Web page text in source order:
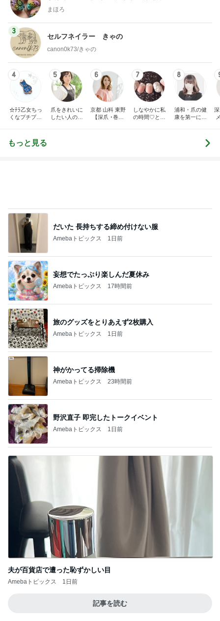
まほろ
3
セルフネイラー きゃの
canon0k73/きゃの
4
☆ﾃﾗ乙女ちっ
くなプチプラ
5
爪をきれいに
したい人のた
6
京都 山科 東野
【深爪 ･巻き
7
しなやかに私
の時間♡とき
8
浦和・爪の健
康を第一に考
人気のネイル
サロン・ネイ
もっと見る
だいた 長持ちする締め付けない服
Amebaトピックス 1日前
妄想でたっぷり楽しんだ夏休み
Amebaトピックス 17時間前
旅のグッズをとりあえず2枚購入
Amebaトピックス 1日前
神がかってる掃除機
Amebaトピックス 23時間前
野沢直子 即完したトークイベント
Amebaトピックス 1日前
夫が百貨店で遭った恥ずかしい目
Amebaトピックス 1日前
記事を読む